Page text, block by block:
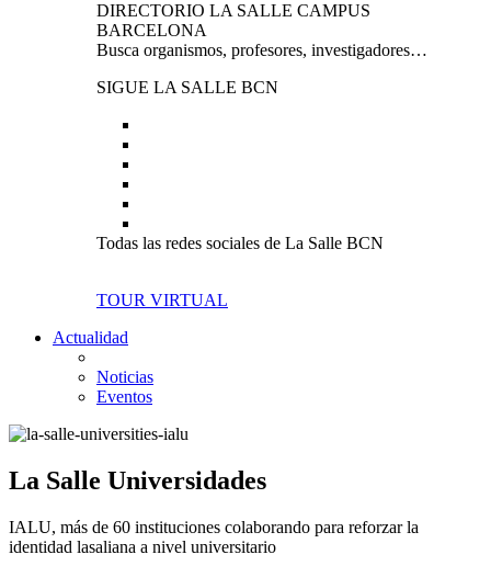
DIRECTORIO LA SALLE CAMPUS
BARCELONA
Busca organismos, profesores, investigadores…
SIGUE LA SALLE BCN
Todas las redes sociales de La Salle BCN
TOUR VIRTUAL
Actualidad
Noticias
Eventos
La Salle Universidades
IALU, más de 60 instituciones colaborando para reforzar la
identidad lasaliana a nivel universitario